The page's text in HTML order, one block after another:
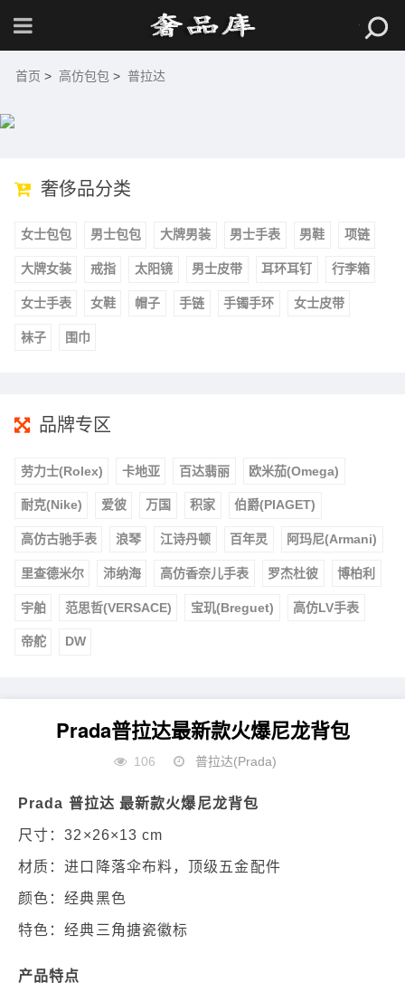
首页 > 高仿包包 > 普拉达
奢侈品分类
女士包包 男士包包 大牌男装 男士手表 男鞋 项链
大牌女装 戒指 太阳镜 男士皮带 耳环耳钉 行李箱
女士手表 女鞋 帽子 手链 手镯手环 女士皮带
袜子 围巾
品牌专区
劳力士(Rolex) 卡地亚 百达翡丽 欧米茄(Omega)
耐克(Nike) 爱彼 万国 积家 伯爵(PIAGET)
高仿古驰手表 浪琴 江诗丹顿 百年灵 阿玛尼(Armani)
里查德米尔 沛纳海 高仿香奈儿手表 罗杰杜彼 博柏利
宇舶 范思哲(VERSACE) 宝玑(Breguet) 高仿LV手表
帝舵 DW
Prada普拉达最新款火爆尼龙背包
106 普拉达(Prada)
Prada 普拉达 最新款火爆尼龙背包
尺寸：32×26×13 cm
材质：进口降落伞布料，顶级五金配件
颜色：经典黑色
特色：经典三角搪瓷徽标
产品特点